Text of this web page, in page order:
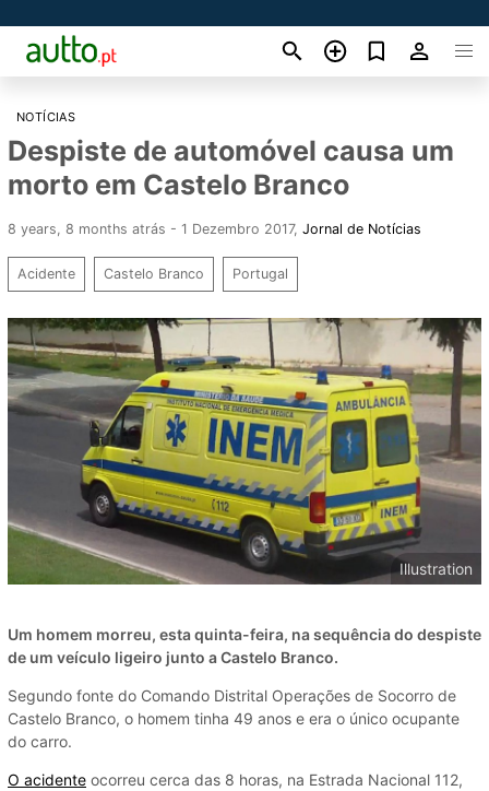
NOTÍCIAS
Despiste de automóvel causa um
morto em Castelo Branco
8 years, 8 months atrás - 1 Dezembro 2017, Jornal de Notícias
Acidente Castelo Branco Portugal
Illustration
Um homem morreu, esta quinta-feira, na sequência do despiste
de um veículo ligeiro junto a Castelo Branco.
Segundo fonte do Comando Distrital Operações de Socorro de
Castelo Branco, o homem tinha 49 anos e era o único ocupante
do carro.
O acidente ocorreu cerca das 8 horas, na Estrada Nacional 112,